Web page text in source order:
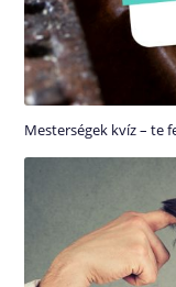
Mesterségek kvíz – te